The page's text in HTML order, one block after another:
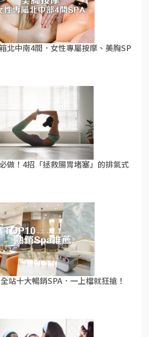
北中南4間．女性專屬按摩、美胸SP
做！4招「拯救腸胃堵塞」的排氣式
站十大暢銷SPA．一上檔就狂搶！